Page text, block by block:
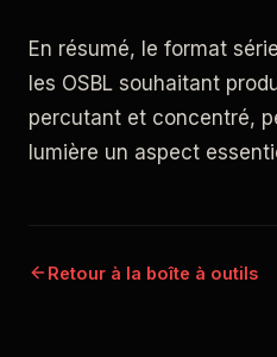
En résumé, le format
les OSBL souhaitant
percutant et concentré,
lumière un aspect
Retour à la boîte à outils